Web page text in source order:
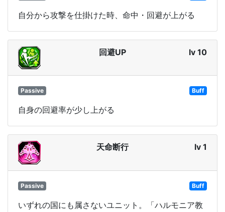
自分から攻撃を仕掛けた時、命中・回避が上がる
回避UP lv 10
Passive Buff
自身の回避率が少し上がる
天命断行 lv 1
Passive Buff
いずれの国にも属さないユニット。「ハルモニア教